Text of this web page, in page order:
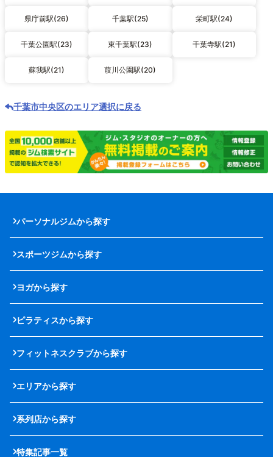
県庁前駅(26) 千葉駅(25) 栄町駅(24)
千葉公園駅(23) 東千葉駅(23) 千葉寺駅(21)
蘇我駅(21) 葭川公園駅(20)
千葉市中央区のエリア選択に戻る
パーソナルジムから探す
スポーツジムから探す
ヨガから探す
ピラティスから探す
フィットネスクラブから探す
エリアから探す
系列店から探す
特集記事一覧